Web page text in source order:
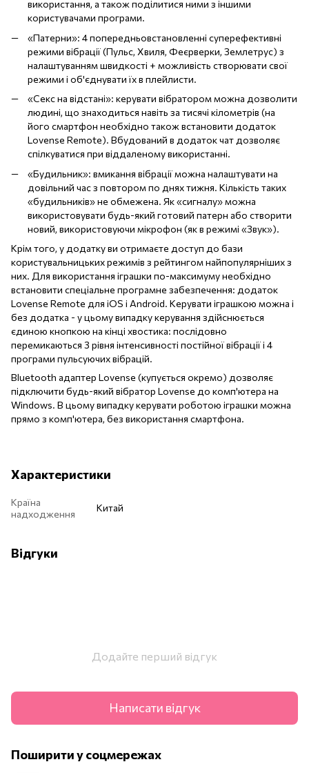
використання, а також поділитися ними з іншими
користувачами програми.
«Патерни»: 4 попередньовстановленні суперефективні
режими вібрації (Пульс, Хвиля, Феєрверки, Землетрус) з
налаштуванням швидкості + можливість створювати свої
режими і об'єднувати їх в плейлисти.
«Секс на відстані»: керувати вібратором можна дозволити
людині, що знаходиться навіть за тисячі кілометрів (на
його смартфон необхідно також встановити додаток
Lovense Remote). Вбудований в додаток чат дозволяє
спілкуватися при віддаленому використанні.
«Будильник»: вмикання вібрації можна налаштувати на
довільний час з повтором по днях тижня. Кількість таких
«будильників» не обмежена. Як «сигналу» можна
використовувати будь-який готовий патерн або створити
новий, використовуючи мікрофон (як в режимі «Звук»).
Крім того, у додатку ви отримаєте доступ до бази
користувальницьких режимів з рейтингом найпопулярніших з
них. Для використання іграшки по-максимуму необхідно
встановити спеціальне програмне забезпечення: додаток
Lovense Remote для iOS і Android. Керувати іграшкою можна і
без додатка - у цьому випадку керування здійснюється
єдиною кнопкою на кінці хвостика: послідовно
перемикаються 3 рівня інтенсивності постійної вібрації і 4
програми пульсуючих вібрацій.
Bluetooth адаптер Lovense (купується окремо) дозволяє
підключити будь-який вібратор Lovense до комп'ютера на
Windows. В цьому випадку керувати роботою іграшки можна
прямо з комп'ютера, без використання смартфона.
Характеристики
Країна
надходження
Китай
Відгуки
Додайте перший відгук
Написати відгук
Поширити у соцмережах